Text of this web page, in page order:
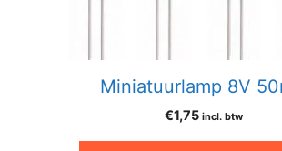
Miniatuurlamp 8V
€1,75 incl. btw